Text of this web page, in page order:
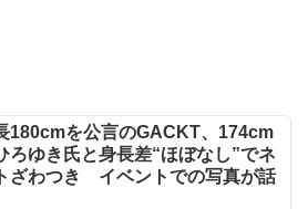
180cmを公言のGACKT、174cm
ろゆき氏と身長差“ほぼなし”でネ
ざわつき イベントでの写真が話